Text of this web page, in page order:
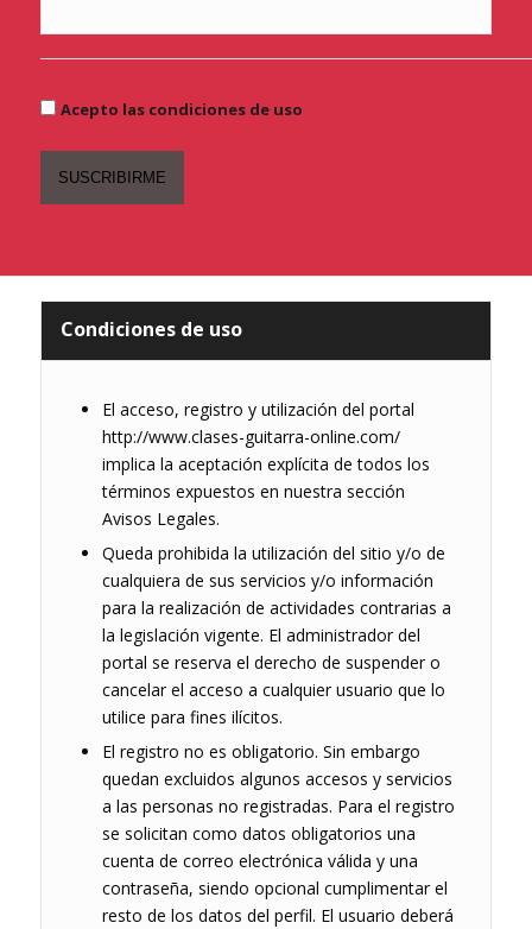
Acepto las condiciones de uso
Condiciones de uso
El acceso, registro y utilización del portal
http://www.clases-guitarra-online.com/
implica la aceptación explícita de todos los
términos expuestos en nuestra sección
Avisos Legales.
Queda prohibida la utilización del sitio y/o de
cualquiera de sus servicios y/o información
para la realización de actividades contrarias a
la legislación vigente. El administrador del
portal se reserva el derecho de suspender o
cancelar el acceso a cualquier usuario que lo
utilice para fines ilícitos.
El registro no es obligatorio. Sin embargo
quedan excluidos algunos accesos y servicios
a las personas no registradas. Para el registro
se solicitan como datos obligatorios una
cuenta de correo electrónica válida y una
contraseña, siendo opcional cumplimentar el
resto de los datos del perfil. El usuario deberá